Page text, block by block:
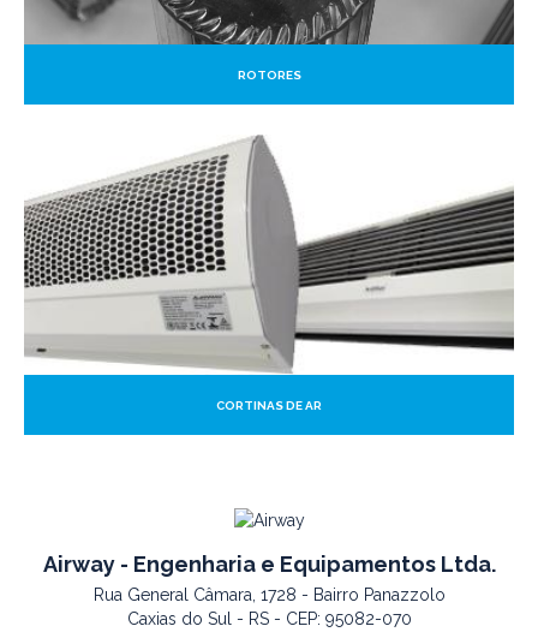
ROTORES
CORTINAS DE AR
Airway - Engenharia e Equipamentos Ltda.
Rua General Câmara, 1728 - Bairro Panazzolo
Caxias do Sul - RS - CEP: 95082-070